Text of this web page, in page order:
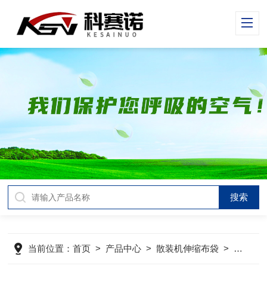
当前位置：首页 > 产品中心 >散装机伸缩布袋 > 水泥散